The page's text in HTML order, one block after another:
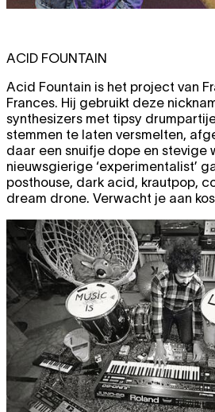
ACID FOUNTAIN
Acid Fountain is het project van
Frances. Hij gebruikt deze
synthesizers met tipsy
stemmen te laten versmelten,
daar een snuifje dope en stevige
nieuwsgierige ‘experimentalist’
posthouse, dark acid, krautpop,
dream drone. Verwacht je aan